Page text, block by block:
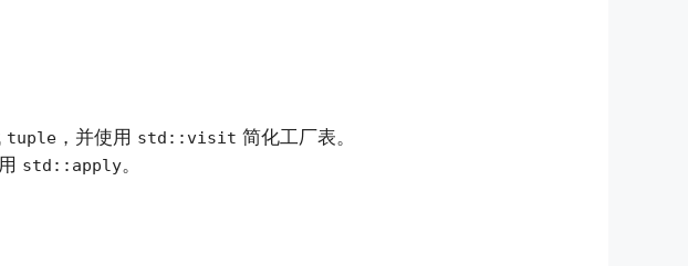
tuple ，并使用 std::visit 简化工厂表。
std::apply。